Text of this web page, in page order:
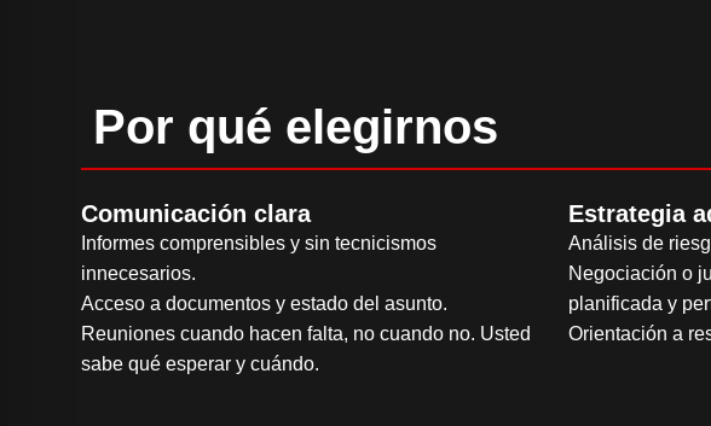
Por qué elegirnos
Comunicación clara
Informes comprensibles y sin tecnicismos
innecesarios.
Acceso a documentos y estado del asunto.
Reuniones cuando hacen falta, no cuando no. Usted
sabe qué esperar y cuándo.
Estrategia
Análisis de
Negociación o
planificada y
Orientación a